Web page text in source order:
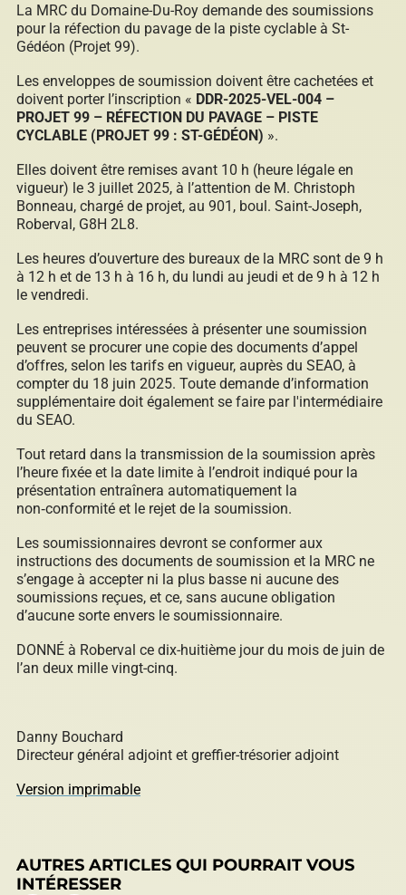
Fonds, programmes et appels de projets
Règlements, politiques, cadres, plans
d’action et autres documents
Répertoire des entreprises
Sable et gravier
Villégiature
Vente pour non-paiement de taxes
La MRC du Domaine-Du-Roy demande des soumissions
pour la réfection du pavage de la piste cyclable à St-
Gédéon (Projet 99).
Les enveloppes de soumission doivent être cachetées et
doivent porter l’inscription « DDR-2025-VEL-004 –
PROJET 99 – RÉFECTION DU PAVAGE – PISTE
CYCLABLE (PROJET 99 : ST-GÉDÉON) ».
Elles doivent être remises avant 10 h (heure légale en
vigueur) le 3 juillet 2025, à l’attention de M. Christoph
Bonneau, chargé de projet, au 901, boul. Saint-Joseph,
Roberval, G8H 2L8.
Les heures d’ouverture des bureaux de la MRC sont de 9 h
à 12 h et de 13 h à 16 h, du lundi au jeudi et de 9 h à 12 h
le vendredi.
Les entreprises intéressées à présenter une soumission
peuvent se procurer une copie des documents d’appel
d’offres, selon les tarifs en vigueur, auprès du SEAO, à
compter du 18 juin 2025. Toute demande d’information
supplémentaire doit également se faire par l'intermédiaire
du SEAO.
Tout retard dans la transmission de la soumission après
l’heure fixée et la date limite à l’endroit indiqué pour la
présentation entraînera automatiquement la
non‑conformité et le rejet de la soumission.
Les soumissionnaires devront se conformer aux
instructions des documents de soumission et la MRC ne
s’engage à accepter ni la plus basse ni aucune des
soumissions reçues, et ce, sans aucune obligation
d’aucune sorte envers le soumissionnaire.
DONNÉ à Roberval ce dix-huitième jour du mois de juin de
l’an deux mille vingt-cinq.
Danny Bouchard
Directeur général adjoint et greffier-trésorier adjoint
Version imprimable
AUTRES ARTICLES QUI POURRAIT VOUS
INTÉRESSER